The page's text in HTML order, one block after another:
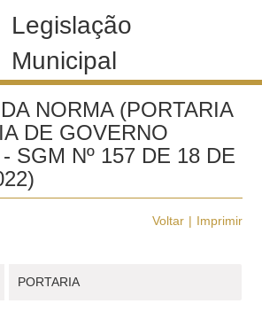
Legislação
Municipal
NORMA (PORTARIA
DE GOVERNO
SGM Nº 157 DE 18 DE
Voltar Imprimir
PORTARIA